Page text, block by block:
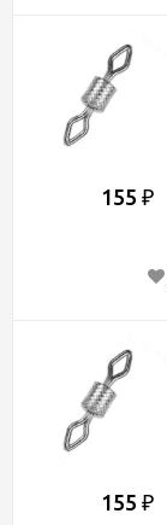
155 ₽
155 ₽